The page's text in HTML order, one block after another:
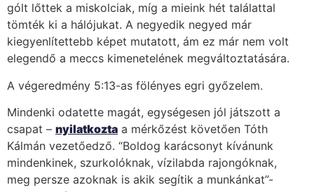
gólt lőttek a miskolciak, míg a mieink hét találattal
tömték ki a hálójukat. A negyedik negyed már
kiegyenlítettebb képet mutatott, ám ez már nem volt
elegendő a meccs kimenetelének megváltoztatására.
A végeredmény 5:13-as fölényes egri győzelem.
Mindenki odatette magát, egységesen jól játszott a
csapat – nyilatkozta a mérkőzést követően Tóth
Kálmán vezetőedző. “Boldog karácsonyt kívánunk
mindenkinek, szurkolóknak, vízilabda rajongóknak,
meg persze azoknak is akik segítik a munkánkat”-